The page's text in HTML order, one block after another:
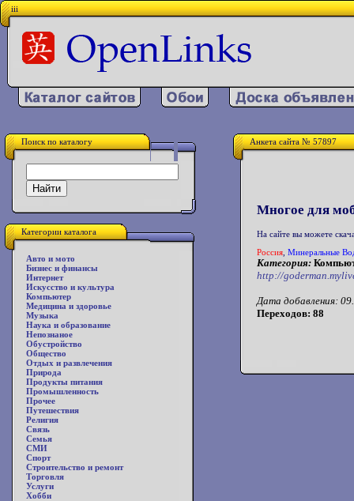
iii
Поиск по каталогу
Категории каталога
Авто и мото
Бизнес и финансы
Интернет
Искусство и культура
Компьютер
Медицина и здоровье
Музыка
Наука и образование
Непознаное
Обустройство
Общество
Отдых и развлечения
Природа
Продукты питания
Промышленность
Прочее
Путешествия
Религия
Связь
Семья
СМИ
Спорт
Строительство и ремонт
Торговля
Услуги
Хобби
Анкета сайта № 57897
Многое для
На сайте вы можете
Россия Минеральные
Категория:
http://
Дата добавления:
Переходов: 88